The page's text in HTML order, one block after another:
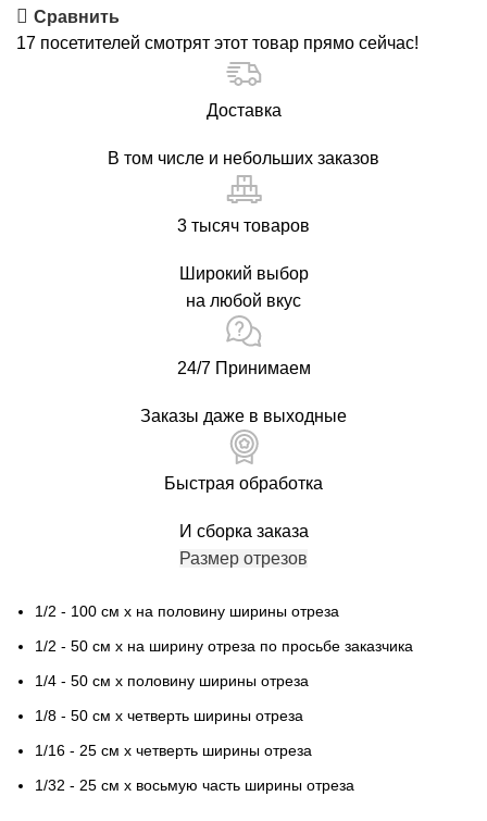
Сравнить
17 посетителей смотрят этот товар прямо сейчас!
Доставка
В том числе и небольших заказов
3 тысяч товаров
Широкий выбор
на любой вкус
24/7 Принимаем
Заказы даже в выходные
Быстрая обработка
И сборка заказа
Размер отрезов
1/2 - 100 см х на половину ширины отреза
1/2 - 50 см х на ширину отреза по просьбе заказчика
1/4 - 50 см х половину ширины отреза
1/8 - 50 см х четверть ширины отреза
1/16 - 25 см х четверть ширины отреза
1/32 - 25 см х восьмую часть ширины отреза